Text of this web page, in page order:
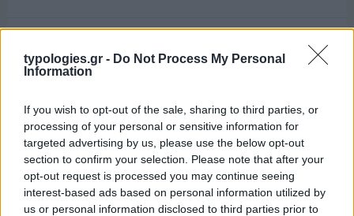
typologies.gr - Do Not Process My Personal
Information
If you wish to opt-out of the sale, sharing to third parties, or
processing of your personal or sensitive information for
targeted advertising by us, please use the below opt-out
section to confirm your selection. Please note that after your
opt-out request is processed you may continue seeing
interest-based ads based on personal information utilized by
us or personal information disclosed to third parties prior to